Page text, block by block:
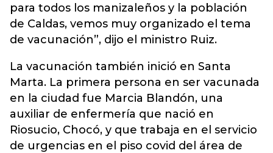
para todos los manizaleños y la población
de Caldas, vemos muy organizado el tema
de vacunación”, dijo el ministro Ruiz.
La vacunación también inició en Santa
Marta. La primera persona en ser vacunada
en la ciudad fue Marcia Blandón, una
auxiliar de enfermería que nació en
Riosucio, Chocó, y que trabaja en el servicio
de urgencias en el piso covid del área de